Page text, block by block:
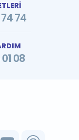
74
08